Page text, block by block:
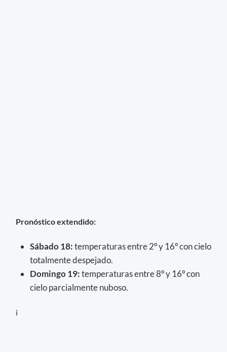
Pronóstico extendido:
Sábado 18:temperaturas entre 2º y 16º con cielo
totalmente despejado.
Domingo 19:temperaturas entre 8º y 16º con
cielo parcialmente nuboso.
i